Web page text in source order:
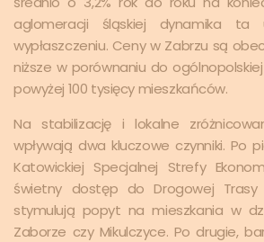
aglomeracji śląskiej dynamika ta
wypłaszczeniu. Ceny w Zabrzu są
niższe w porównaniu do
powyżej 100 tysięcy mieszkańców.
Na stabilizację i lokalne
wpływają dwa kluczowe czynniki. Po
Katowickiej Specjalnej Strefy
świetny dostęp do Drogowej Trasy
stymulują popyt na mieszkania w
Zaborze czy Mikulczyce. Po drugie,